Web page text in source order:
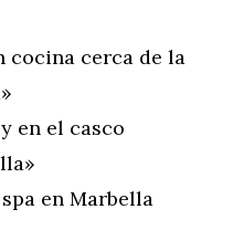
cocina cerca de la
en el casco
en Marbella